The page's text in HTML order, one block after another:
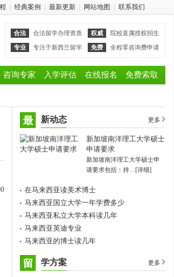
经典案例 最新更新 网站地图 联系我们
合法 合法留学办理资质 权威
院校直属授权招生
专业
专注于新西兰留学 免费 全程零咨询费申请
咨询专家 入学评估 在线报名 免费索取
最 新动态 更多
新加坡南洋理工大学硕士
申请要求
新加坡南洋理工大学硕士申
请要求包括：持…[详细]
在马来西亚读美术博士
马来西亚国立大学一年学费多少
马来西亚私立大学本科读几年
马来西亚英迪专业
马来西亚的博士读几年
留 学方案 更多